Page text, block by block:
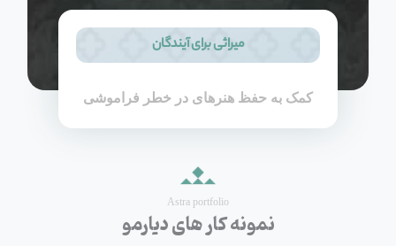
میراثی برای آیندگان
کمک به حفظ هنرهای در خطر فراموشی
Astra portfolio
نمونه کار های دیارمو